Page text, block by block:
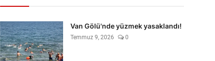
Van Gölü'nde yüzmek yasaklandı!
Temmuz 9, 2026 0